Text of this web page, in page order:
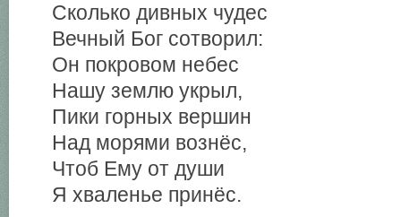
Сколько дивных чудес
Вечный Бог сотворил:
Он покровом небес
Нашу землю укрыл,
Пики горных вершин
Над морями вознёс,
Чтоб Ему от души
Я хваленье принёс.